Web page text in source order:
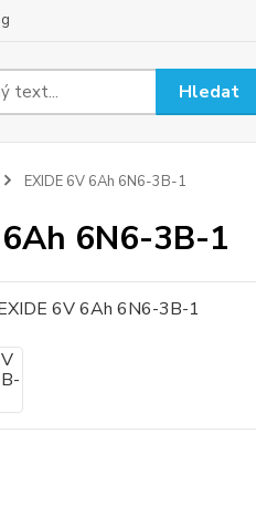
Hledat
EXIDE 6V 6Ah 6N6-3B-1
6N6-3B-1